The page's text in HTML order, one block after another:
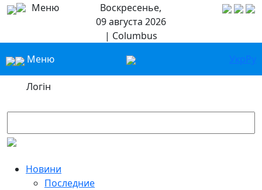
Меню
Воскресенье,
09 августа 2026
| Columbus
Меню
УкрРу
Логін
Новини
Последние